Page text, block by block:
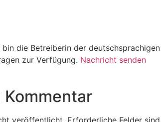
die Betreiberin der
zur Verfügung. Nachricht senden
veröffentlicht. Erforderliche Felder